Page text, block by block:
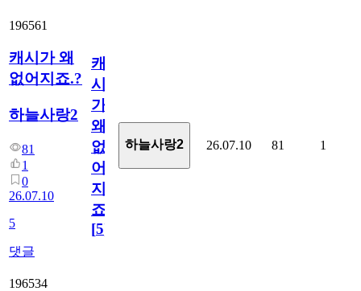
196561
캐시가 왜
없어지죠.?
하늘사랑2
81
1
0
26.07.10
5
댓글
캐
시
가
왜
없
어
지
죠.?
[5]
하늘사랑2 26.07.10 81 1
196534